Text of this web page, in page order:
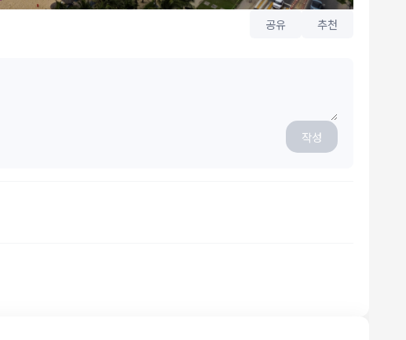
공유 추천
작성